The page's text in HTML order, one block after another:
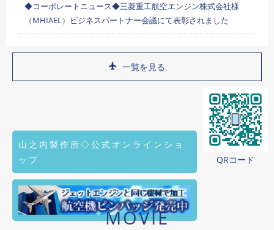
◆コーポレートニュース◆三菱重工航空エンジン株式会社様
（MHIAEL）ビジネスパートナー会議にて表彰されました
一覧を見る
山之内製作所◇公式オンラインショ
ップ
QRコード
MOVIE